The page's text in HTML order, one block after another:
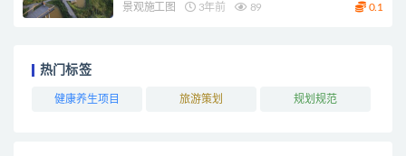
景观施工图 3年前 89 0.1
热门标签
健康养生项目 旅游策划 规划规范